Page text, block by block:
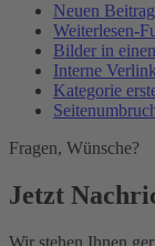
Neuen
Weiterlesen-
Bilder in
Interne
Kategorie
Fragen, Wünsche?
Jetzt
Wir stehen Ihnen